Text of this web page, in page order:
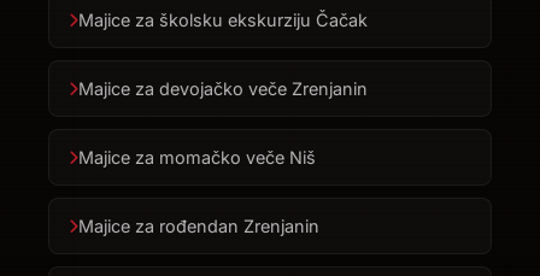
Majice za školsku ekskurziju Čačak
Majice za devojačko veče Zrenjanin
Majice za momačko veče Niš
Majice za rođendan Zrenjanin